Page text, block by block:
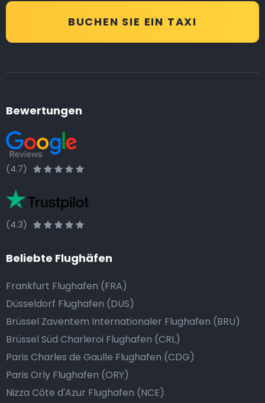
BUCHEN SIE EIN TAXI
Bewertungen
(4.7)
(4.3)
Beliebte Flughäfen
Frankfurt Flughafen (FRA)
Düsseldorf Flughafen (DUS)
Brüssel Zaventem Internationaler Flughafen (BRU)
Brüssel Süd Charleroi Flughafen (CRL)
Paris Charles de Gaulle Flughafen (CDG)
Paris Orly Flughafen (ORY)
Nizza Côte d'Azur Flughafen (NCE)